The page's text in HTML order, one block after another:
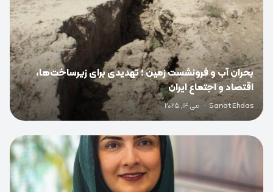
بحران آب و فرونشست زمین ؛ تهدیدی برای زیرساخت‌ها،
اقتصاد و اجتماع ایران
Sanat Ehdas
· می 14, 2025